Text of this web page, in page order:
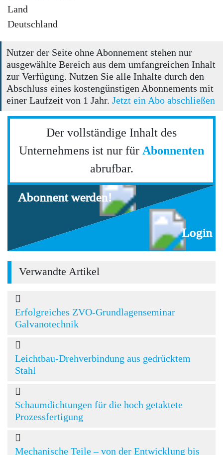
Land
Deutschland
Nutzer der Seite ohne Abonnement stehen nur
ausgewählte Bereich aus dem umfangreichen Inhalt
zur Verfügung. Nutzen Sie alle Inhalte durch den
Abschluss eines kostengünstigen Abonnements mit
einer Laufzeit von 1 Jahr. Jetzt ein Abo abschließen
Der vollständige Inhalt des
Unternehmens ist nur für Abonnenten
abrufbar.
Abonnent werden!
Login
Verwandte Artikel
Erfolgreiches ZVO-Grundlagenseminar
Galvanotechnik
Leichtbau-Drehverbindung aus gedrücktem
Stahl
Schaumdichtungen für die hoch getaktete
Prozessfertigung
Mechanische Teile – von der Entwicklung bis